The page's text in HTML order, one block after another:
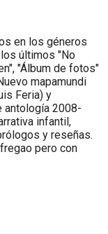
en los géneros
últimos "No
"Álbum de fotos"
mapamundi
Feria) y
antología 2008-
infantil,
y reseñas.
pero con